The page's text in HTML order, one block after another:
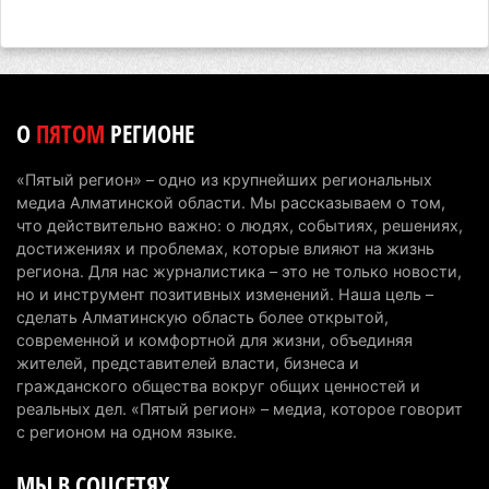
7 августа 2026 г. 16:57
Казахстанские абитуриенты узнали, кто получил
образовательные гранты
7 августа 2026 г. 15:24 265
Онкопациентов в Алматинской области лечат в
морских контейнерах
7 августа 2026 г. 11:24
В Талгарском районе загорелись строительные
отходы: пожар охватил 300 квадратных метров
7 августа 2026 г. 09:52
ОПЯТОМ РЕГИОНЕ
«Пятый регион» – одно из крупнейших региональных
медиа Алматинской области. Мы рассказываем о том,
что действительно важно: о людях, событиях, решениях,
достижениях и проблемах, которые влияют на жизнь
региона. Для нас журналистика – это не только новости,
но и инструмент позитивных изменений. Наша цель –
сделать Алматинскую область более открытой,
современной и комфортной для жизни, объединяя
жителей, представителей власти, бизнеса и
гражданского общества вокруг общих ценностей и
реальных дел. «Пятый регион» – медиа, которое говорит
с регионом на одном языке.